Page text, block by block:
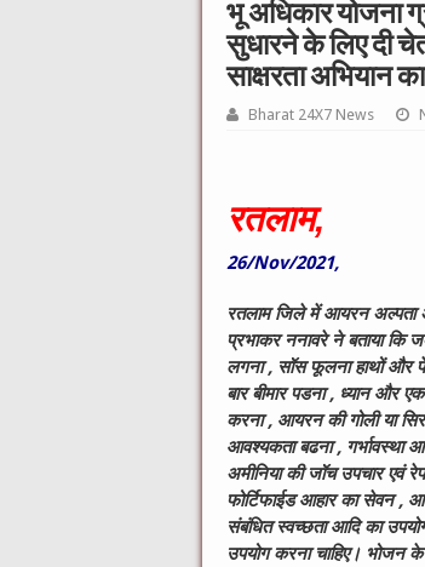
भू अधिकार योजना
सुधारने के लिए दी
साक्षरता अभियान
Bharat 24X7 News
रतलाम,
26/Nov/2021,
रतलाम जिले में आयरन अल्पता
प्रभाकर ननावरे ने बताया कि
लगना , सॉस फूलना हाथों और
बार बीमार पडना , ध्यान और
करना , आयरन की गोली या
आवश्यकता बढना , गर्भावस्था
अमीनिया की जॉच उपचार एवं
फोर्टिफाईड आहार का सेवन ,
संबंधित स्वच्छता आदि का
उपयोग करना चाहिए। भोजन